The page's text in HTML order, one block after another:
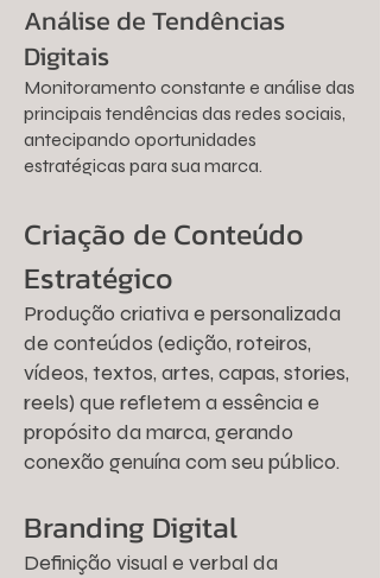
Análise de Tendências
Digitais
Monitoramento constante e análise das
principais tendências das redes sociais,
antecipando oportunidades
estratégicas para sua marca.
Criação de Conteúdo
Estratégico
Produção criativa e personalizada
de conteúdos (edição, roteiros,
vídeos, textos, artes, capas, stories,
reels) que refletem a essência e
propósito da marca, gerando
conexão genuína com seu público.
Branding Digital
Definição visual e verbal da